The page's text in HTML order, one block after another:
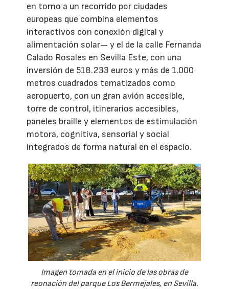
en torno a un recorrido por ciudades
europeas que combina elementos
interactivos con conexión digital y
alimentación solar— y el de la calle Fernanda
Calado Rosales en Sevilla Este, con una
inversión de 518.233 euros y más de 1.000
metros cuadrados tematizados como
aeropuerto, con un gran avión accesible,
torre de control, itinerarios accesibles,
paneles braille y elementos de estimulación
motora, cognitiva, sensorial y social
integrados de forma natural en el espacio.
Imagen tomada en el inicio de las obras de
reonación del parque Los Bermejales, en Sevilla.